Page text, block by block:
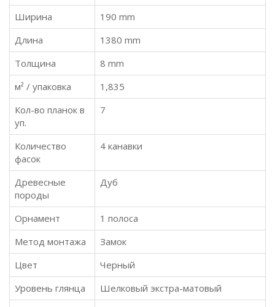
Ширина
190 mm
Длина
1380 mm
Толщина
8 mm
м² / упаковка
1,835
Кол-во планок в
уп.
7
Количество
фасок
4 канавки
Древесные
породы
Дуб
Орнамент
1 полоса
Метод монтажа
Замок
Цвет
Черный
Уровень глянца
Шелковый экстра-матовый